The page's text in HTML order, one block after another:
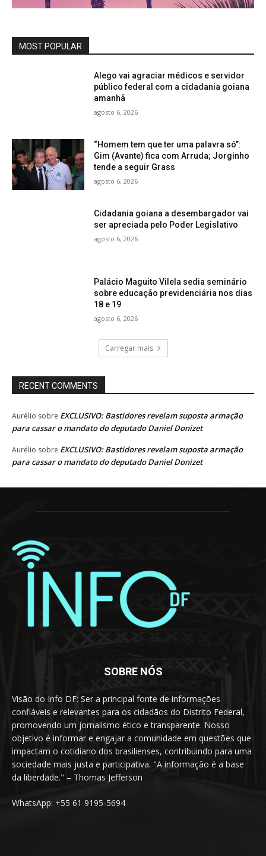
MOST POPULAR
Alego vai agraciar médicos e servidor
público federal com a cidadania goiana
amanhã
agosto 6, 2026
“Homem tem que ter uma palavra só”:
Gim (Avante) fica com Arruda; Jorginho
tende a seguir Grass
agosto 6, 2026
Cidadania goiana a desembargador vai
ser apreciada pelo Poder Legislativo
agosto 6, 2026
Palácio Maguito Vilela sedia seminário
sobre educação previdenciária nos dias
18 e 19
agosto 6, 2026
Carregar mais
RECENT COMMENTS
Aurélio sobre EXCLUSIVO: Bastidores revelam suposta armação
para cassar o mandato do deputado Daniel Donizet
Aurélio sobre EXCLUSIVO: Bastidores revelam suposta armação
para cassar o mandato do deputado Daniel Donizet
SOBRE NÓS
Visão do Info DF: Ser a principal fonte de informações
confiáveis e relevantes para os cidadãos do Distrito Federal,
promovendo um jornalismo ético e transparente. Nosso
objetivo é informar e engajar a comunidade em questões que
impactam o cotidiano dos brasilienses, contribuindo para uma
sociedade mais justa e participativa. "A informação é a base
da liberdade." – Thomas Jefferson
WhatsApp: +55 61 9195-5694